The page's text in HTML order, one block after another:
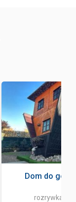
Dom do góry
rozrywka i